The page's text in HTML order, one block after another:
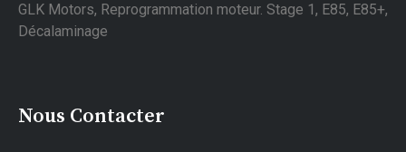
GLK Motors, Reprogrammation moteur. Stage 1, E85, E85+,
Décalaminage
Nous Contacter